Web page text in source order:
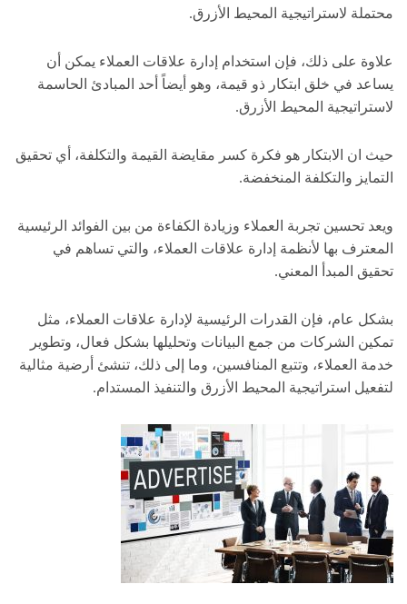
محتملة لاستراتيجية المحيط الأزرق.
علاوة على ذلك، فإن استخدام إدارة علاقات العملاء يمكن أن
يساعد في خلق ابتكار ذو قيمة، وهو أيضاً أحد المبادئ الحاسمة
لاستراتيجية المحيط الأزرق.
حيث ان الابتكار هو فكرة كسر مقايضة القيمة والتكلفة، أي تحقيق
التمايز والتكلفة المنخفضة.
ويعد تحسين تجربة العملاء وزيادة الكفاءة من بين الفوائد الرئيسية
المعترف بها لأنظمة إدارة علاقات العملاء، والتي تساهم في
تحقيق المبدأ المعني.
بشكل عام، فإن القدرات الرئيسية لإدارة علاقات العملاء، مثل
تمكين الشركات من جمع البيانات وتحليلها بشكل فعال، وتطوير
خدمة العملاء، وتتبع المنافسين، وما إلى ذلك، تنشئ أرضية مثالية
لتفعيل استراتيجية المحيط الأزرق والتنفيذ المستدام.